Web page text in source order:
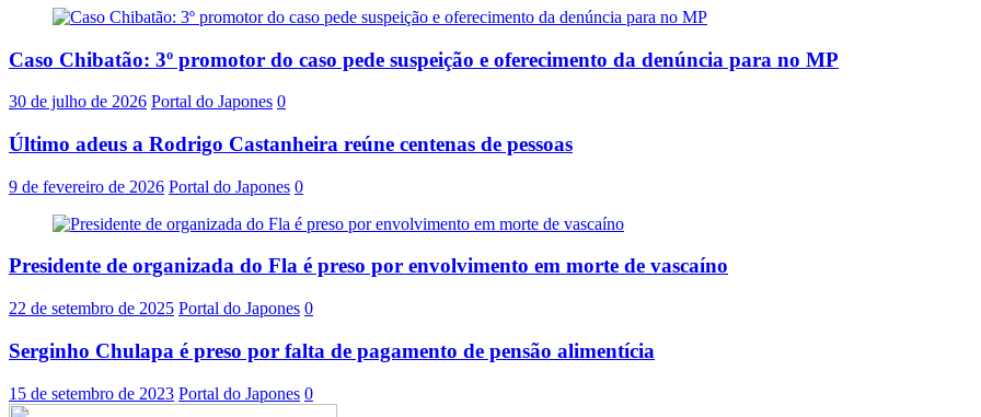
Caso Chibatão: 3º promotor do caso pede suspeição e oferecimento da denúncia para no MP
30 de julho de 2026 Portal do Japones 0
Último adeus a Rodrigo Castanheira reúne centenas de pessoas
9 de fevereiro de 2026 Portal do Japones 0
Presidente de organizada do Fla é preso por envolvimento em morte de vascaíno
22 de setembro de 2025 Portal do Japones 0
Serginho Chulapa é preso por falta de pagamento de pensão alimentícia
15 de setembro de 2023 Portal do Japones 0